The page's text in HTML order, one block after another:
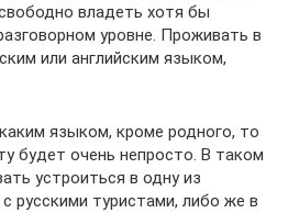
владеть хотя бы
уровне. Проживать в
или английским языком,
языком, кроме родного, то
будет очень непросто. В таком
устроиться в одну из
русскими туристами, либо же в